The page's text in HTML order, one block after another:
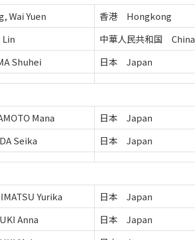
Wai Yuen
香港 Hongkong
中華人民共和国 China
Shuhei 日本 Japan
Mana
日本 Japan
Seika 日本 Japan
Yurika
日本 Japan
Anna
日本 Japan